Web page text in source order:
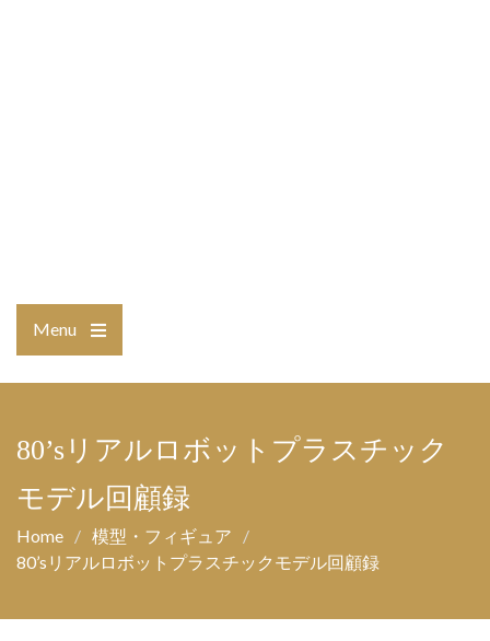
Menu
main
80’sリアルロボットプラスチック
モデル回顧録
Home
模型・フィギュア
80’sリアルロボットプラスチックモデル回顧録